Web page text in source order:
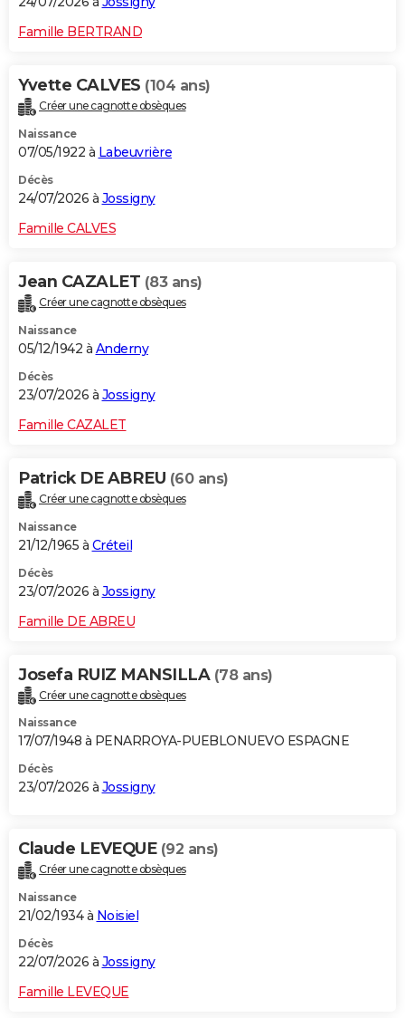
Famille BERTRAND
Yvette CALVES (104 ans)
Créer une cagnotte obsèques
Naissance
07/05/1922 à Labeuvrière
Décès
24/07/2026 à Jossigny
Famille CALVES
Jean CAZALET (83 ans)
Créer une cagnotte obsèques
Naissance
05/12/1942 à Anderny
Décès
23/07/2026 à Jossigny
Famille CAZALET
Patrick DE ABREU (60 ans)
Créer une cagnotte obsèques
Naissance
21/12/1965 à Créteil
Décès
23/07/2026 à Jossigny
Famille DE ABREU
Josefa RUIZ MANSILLA (78 ans)
Créer une cagnotte obsèques
Naissance
17/07/1948 à PENARROYA-PUEBLONUEVO ESPAGNE
Décès
23/07/2026 à Jossigny
Claude LEVEQUE (92 ans)
Créer une cagnotte obsèques
Naissance
21/02/1934 à Noisiel
Décès
22/07/2026 à Jossigny
Famille LEVEQUE